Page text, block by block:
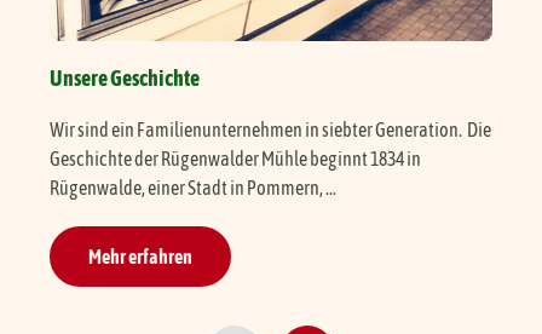
Unsere Geschichte
Wir sind ein Familienunternehmen in siebter Generation. Die
Geschichte der Rügenwalder Mühle beginnt 1834 in
Rügenwalde, einer Stadt in Pommern, ...
Mehr erfahren